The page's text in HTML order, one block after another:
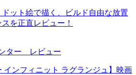
ドット絵で描く、ビルド自由な放置
を正直レビュー！
インフィニット ラグランジュ】映画